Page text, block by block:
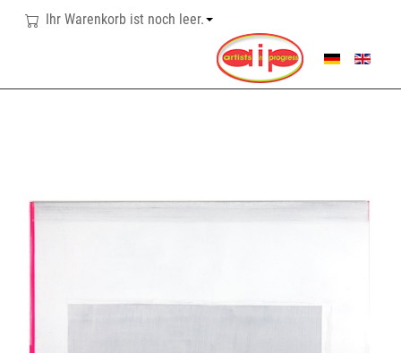
Ihr Warenkorb ist noch leer.
SPRACHE